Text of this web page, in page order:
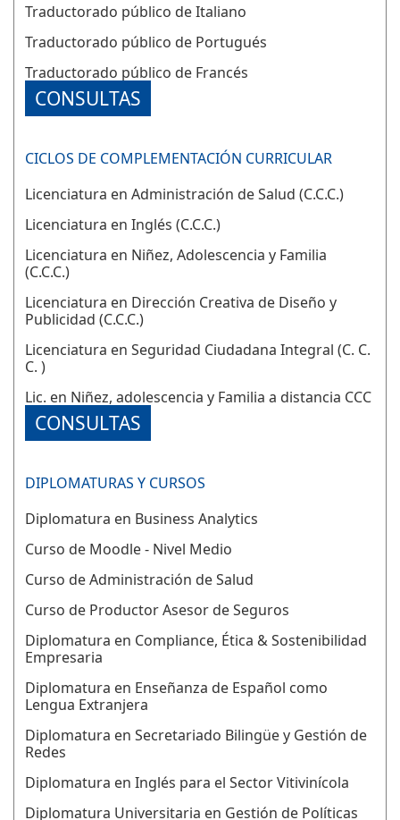
Traductorado público de Italiano
Traductorado público de Portugués
Traductorado público de Francés
CONSULTAS
CICLOS DE COMPLEMENTACIÓN CURRICULAR
Licenciatura en Administración de Salud (C.C.C.)
Licenciatura en Inglés (C.C.C.)
Licenciatura en Niñez, Adolescencia y Familia
(C.C.C.)
Licenciatura en Dirección Creativa de Diseño y
Publicidad (C.C.C.)
Licenciatura en Seguridad Ciudadana Integral (C. C.
C. )
Lic. en Niñez, adolescencia y Familia a distancia CCC
CONSULTAS
DIPLOMATURAS Y CURSOS
Diplomatura en Business Analytics
Curso de Moodle - Nivel Medio
Curso de Administración de Salud
Curso de Productor Asesor de Seguros
Diplomatura en Compliance, Ética & Sostenibilidad
Empresaria
Diplomatura en Enseñanza de Español como
Lengua Extranjera
Diplomatura en Secretariado Bilingüe y Gestión de
Redes
Diplomatura en Inglés para el Sector Vitivinícola
Diplomatura Universitaria en Gestión de Políticas